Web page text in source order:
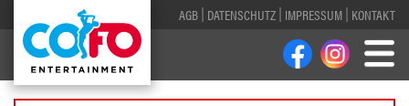
AGB DATENSCHUTZ IMPRESSUM KONTAKT